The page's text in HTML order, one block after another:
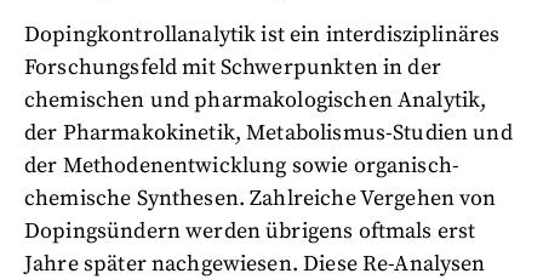
Dopingkontrollanalytik ist ein interdisziplinäres
Forschungsfeld mit Schwerpunkten in der
chemischen und pharmakologischen Analytik,
der Pharmakokinetik, Metabolismus-Studien und
der Methodenentwicklung sowie organisch-
chemische Synthesen. Zahlreiche Vergehen von
Dopingsündern werden übrigens oftmals erst
Jahre später nachgewiesen. Diese Re-Analysen